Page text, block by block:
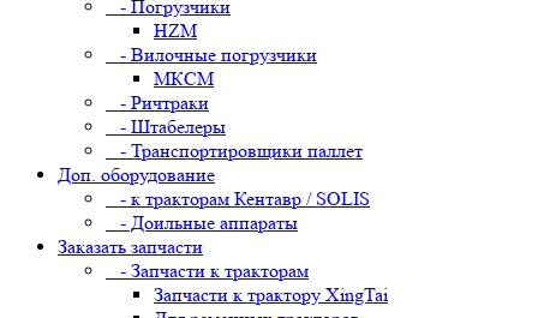
- Погрузчики
HZM
- Вилочные погрузчики
МКСМ
- Ричтраки
- Штабелеры
- Транспортировщики паллет
Доп. оборудование
- к тракторам Кентавр / SOLIS
- Доильные аппараты
Заказать запчасти
- Запчасти к тракторам
Запчасти к трактору XingTai